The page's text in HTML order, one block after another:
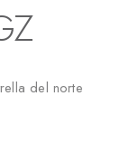
del norte